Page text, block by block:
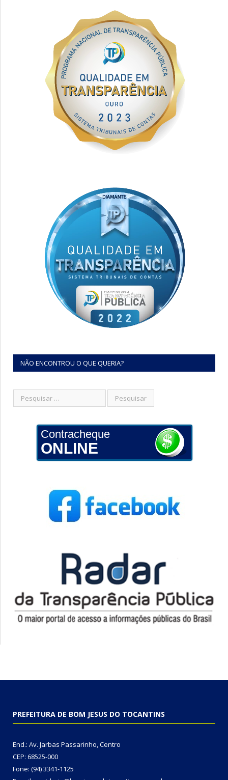
NÃO ENCONTROU O QUE QUERIA?
Contracheque
ONLINE
PREFEITURA DE BOM JESUS DO TOCANTINS
End.: Av. Jarbas Passarinho, Centro
CEP: 68525-000
Fone: (94) 3341-1125